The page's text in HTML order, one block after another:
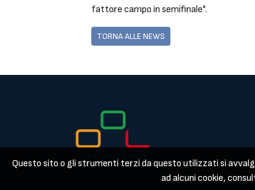
fattore campo in semifinale".
TORNA ALLE NEWS
Questo sito o gli strumenti terzi da questo utilizzati si
ad alcuni cookie,